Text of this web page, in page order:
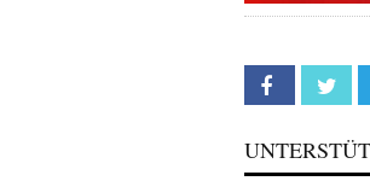
Facebook